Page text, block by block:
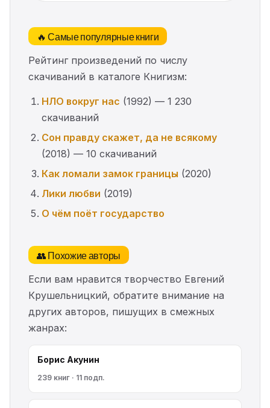
🔥 Самые популярные книги
Рейтинг произведений по числу
скачиваний в каталоге Книгизм:
НЛО вокруг нас (1992) — 1 230
скачиваний
Сон правду скажет, да не всякому
(2018) — 10 скачиваний
Как ломали замок границы (2020)
Лики любви (2019)
О чём поёт государство
👥 Похожие авторы
Если вам нравится творчество Евгений
Крушельницкий, обратите внимание на
других авторов, пишущих в смежных
жанрах:
Борис Акунин
239 книг · 11 подп.